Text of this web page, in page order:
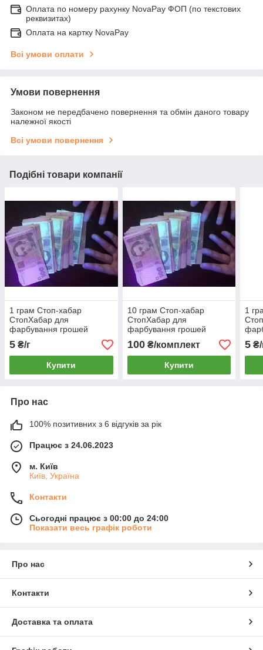
Оплата по номеру рахунку NovaPay ФОП (по текстових
реквизитах)
Оплата на картку NovaPay
Всі умови оплати
Умови повернення
Законом не передбачено повернення та обмін даного товару
належної якості
Всі умови повернення
Подібні товари компанії
1 грам Стоп-хабар
СтопХабар для
фарбування грошей
банкнот кухонного посуду
та іншого Стоп Хабар
5 ₴/г
Купити
10 грам Стоп-хабар
СтопХабар для
фарбування грошей
банкнот кухонного посуду
та іншого Стоп Хабар
100₴/комплект
Купити
1
та
5 ₴/
Про нас
100% позитивних з 6 відгуків за рік
Працює з 24.06.2023
м. Київ
Київ, Україна
Контакти
Сьогодні працює з 00:00 до 24:00
Показати весь графік роботи
Про нас
Контакти
Доставка та оплата